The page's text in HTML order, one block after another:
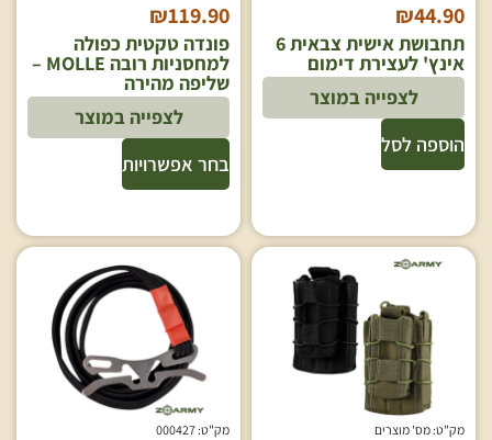
₪44.90
תחבושת אישית צבאית 6
אינץ' לעצירת דימום
הוספה לסל
לצפייה במוצר
₪119.90
פונדה טקטית כפולה
למחסניות רובה MOLLE –
שליפה מהירה
בחר אפשרויות
לצפייה במוצר
מק"ט: מס' מוצרים מק"ט: 000427